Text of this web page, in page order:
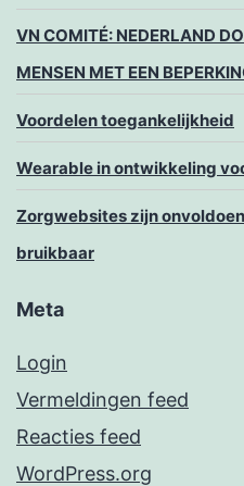
VN COMITÉ: NEDERLAND
MENSEN MET EEN
Voordelen toegankelijkheid
Wearable in ontwikkeling
Zorgwebsites zijn
bruikbaar
Meta
Login
Vermeldingen feed
Reacties feed
WordPress.org